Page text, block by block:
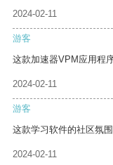
2024-02-11
游客
这款加速器VPM应用程
2024-02-11
游客
这款学习软件的社区氛
2024-02-11